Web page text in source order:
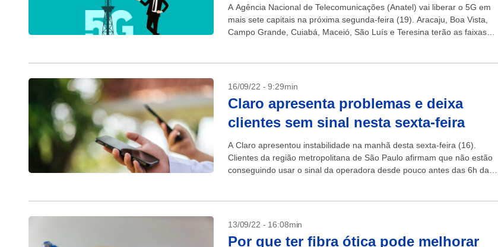
A Agência Nacional de Telecomunicações (Anatel) vai liberar o 5G em
mais sete capitais na próxima segunda-feira (19). Aracaju, Boa Vista,
Campo Grande, Cuiabá, Maceió, São Luís e Teresina terão as faixas
16/09/22 - 9:29min
Claro apresenta problemas e deixa
clientes sem sinal nesta sexta-feira
A Claro apresentou instabilidade na manhã desta sexta-feira (16).
Clientes da região metropolitana de São Paulo afirmam que não estão
conseguindo usar o sinal da operadora desde pouco antes das 6h da
13/09/22 - 16:08min
Por que ter fibra ótica pode melhorar